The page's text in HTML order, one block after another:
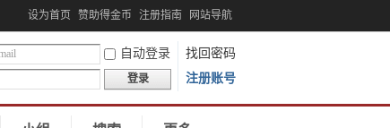
设为首页 赞助得金币 注册指南 网站导航
自动登录
找回密码
登录 注册账号